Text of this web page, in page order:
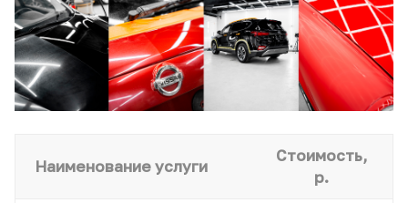
Наименование услуги
Стоимость,
р.